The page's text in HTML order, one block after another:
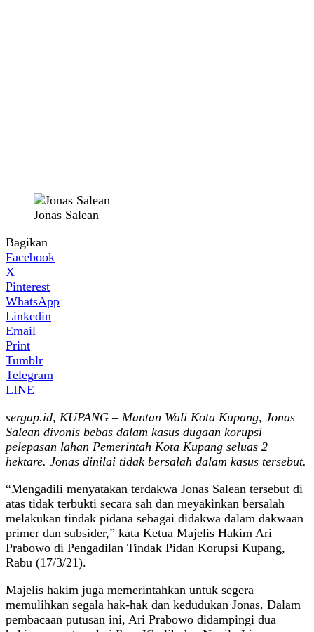
Jonas Salean
Bagikan
Facebook
X
Pinterest
WhatsApp
Linkedin
Email
Print
Tumblr
Telegram
LINE
sergap.id, KUPANG – Mantan Wali Kota Kupang, Jonas
Salean divonis bebas dalam kasus dugaan korupsi
pelepasan lahan Pemerintah Kota Kupang seluas 2
hektare. Jonas dinilai tidak bersalah dalam kasus tersebut.
“Mengadili menyatakan terdakwa Jonas Salean tersebut di
atas tidak terbukti secara sah dan meyakinkan bersalah
melakukan tindak pidana sebagai didakwa dalam dakwaan
primer dan subsider,” kata Ketua Majelis Hakim Ari
Prabowo di Pengadilan Tindak Pidan Korupsi Kupang,
Rabu (17/3/21).
Majelis hakim juga memerintahkan untuk segera
memulihkan segala hak-hak dan kedudukan Jonas. Dalam
pembacaan putusan ini, Ari Prabowo didampingi dua